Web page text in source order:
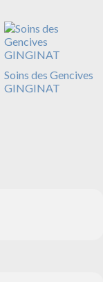
Soins des Gencives
GINGINAT